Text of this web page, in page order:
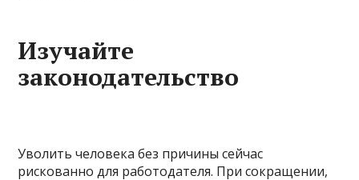
Изучайте
законодательство
Уволить человека без причины сейчас
рискованно для работодателя. При сокращении,